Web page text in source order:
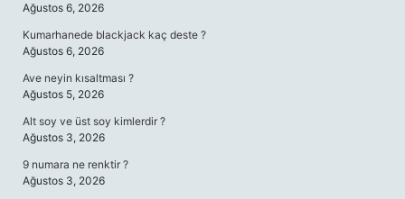
Ağustos 6, 2026
Kumarhanede blackjack kaç deste ?
Ağustos 6, 2026
Ave neyin kısaltması ?
Ağustos 5, 2026
Alt soy ve üst soy kimlerdir ?
Ağustos 3, 2026
9 numara ne renktir ?
Ağustos 3, 2026